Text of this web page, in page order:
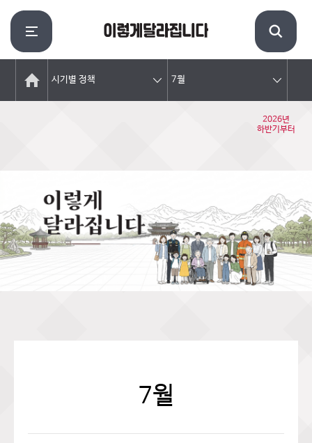
시기별 정책 7월
2026년
하반기부터
7월